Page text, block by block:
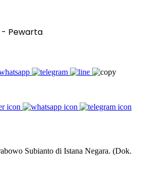
- Pewarta